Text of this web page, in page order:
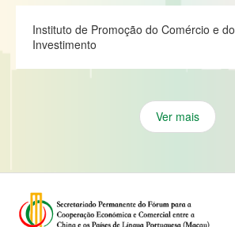
Instituto de Promoção do Comércio e do
Investimento
Ver mais